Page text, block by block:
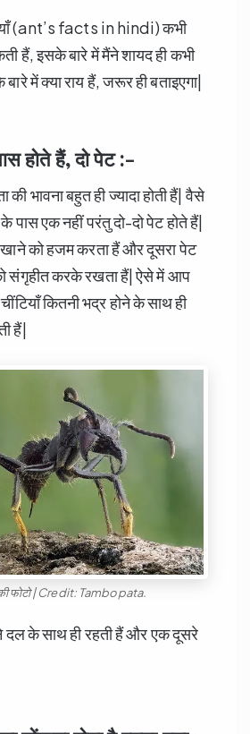
(ant’s facts in hindi) कभी
हैं, इसके बारे में मैंने शायद ही कभी
में क्या राय हैं, जरूर ही बताइएगा|
होते हैं,दो पेट :-
भावना बहुत ही ज्यादा होती हैं| वैसे
के पास एक नहीं परंतु दो-दो पेट होते हैं|
को हजम करता हैं और दूसरा पेट
संगृहीत करके रखता हैं| ऐसे में आप
कितनी भद्र होने के साथ ही
हैं|
की फोटो | Credit: Tambopata.
दल के साथ ही रहती हैं और एक दूसरे